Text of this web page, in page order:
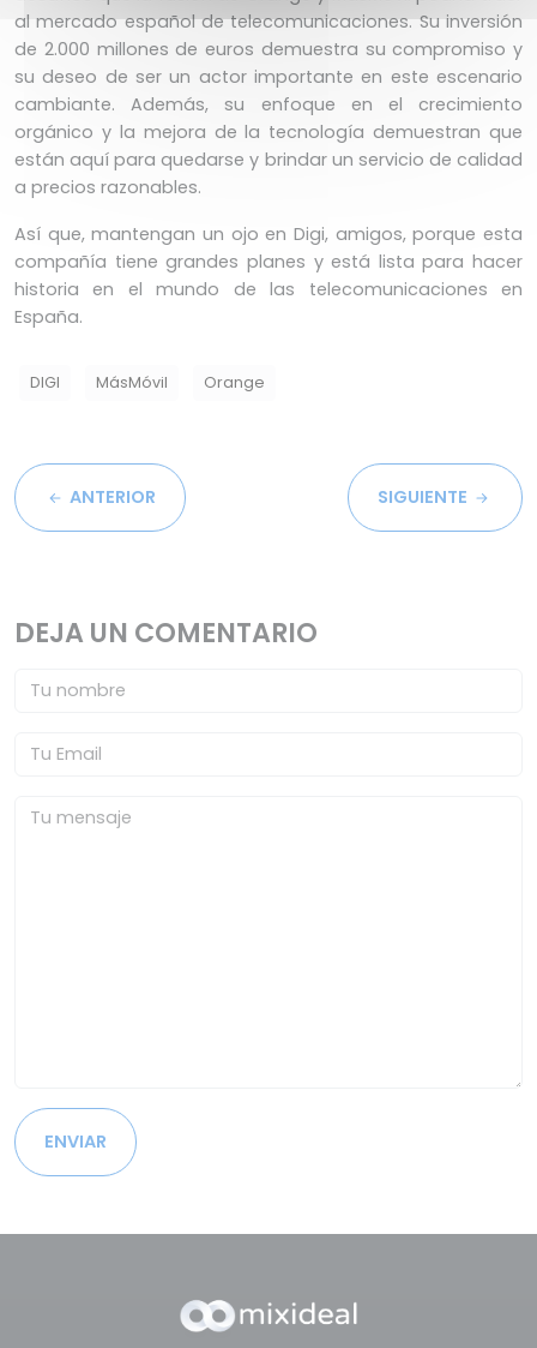
al mercado español de telecomunicaciones. Su inversión
de 2.000 millones de euros demuestra su compromiso y
su deseo de ser un actor importante en este escenario
cambiante. Además, su enfoque en el crecimiento
orgánico y la mejora de la tecnología demuestran que
están aquí para quedarse y brindar un servicio de calidad
a precios razonables.
Así que, mantengan un ojo en Digi, amigos, porque esta
compañía tiene grandes planes y está lista para hacer
historia en el mundo de las telecomunicaciones en
España.
DIGI MásMóvil Orange
ANTERIOR SIGUIENTE
DEJA UN COMENTARIO
ENVIAR